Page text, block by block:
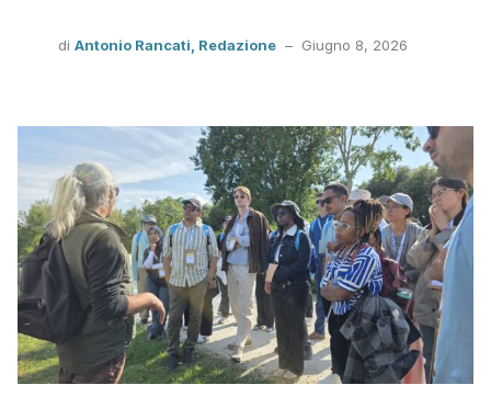
di Antonio Rancati, Redazione– Giugno 8, 2026